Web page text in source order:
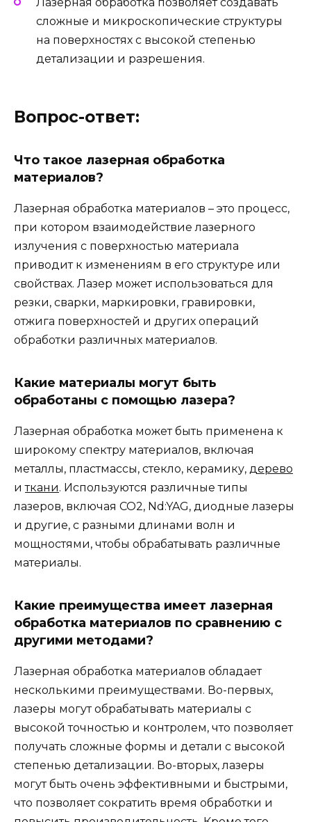
сложные и микроскопические структуры
на поверхностях с высокой степенью
детализации и разрешения.
Вопрос-ответ:
Что такое лазерная обработка
материалов?
Лазерная обработка материалов – это процесс,
при котором взаимодействие лазерного
излучения с поверхностью материала
приводит к изменениям в его структуре или
свойствах. Лазер может использоваться для
резки, сварки, маркировки, гравировки,
отжига поверхностей и других операций
обработки различных материалов.
Какие материалы могут быть
обработаны с помощью лазера?
Лазерная обработка может быть применена к
широкому спектру материалов, включая
металлы, пластмассы, стекло, керамику, дерево
иткани. Используются различные типы
лазеров, включая CO2, Nd:YAG, диодные лазеры
и другие, с разными длинами волн и
мощностями, чтобы обрабатывать различные
материалы.
Какие преимущества имеет лазерная
обработка материалов по сравнению с
другими методами?
Лазерная обработка материалов обладает
несколькими преимуществами. Во-первых,
лазеры могут обрабатывать материалы с
высокой точностью и контролем, что позволяет
получать сложные формы и детали с высокой
степенью детализации. Во-вторых, лазеры
могут быть очень эффективными и быстрыми,
что позволяет сократить время обработки и